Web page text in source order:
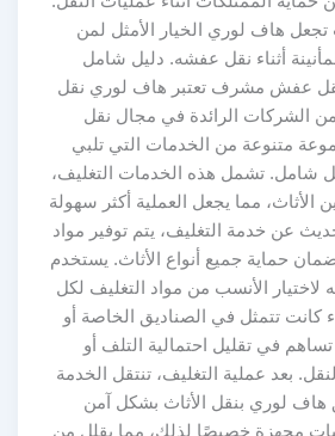
تجعل هاف لوري الخيار الأمثل لمن
أثناء نقل عفشه. دليل شامل
عفش مشرف تعتبر هاف لوري نقل
الرائدة في مجال نقل
متنوعة من الخدمات التي تلبي
شامل. تشمل هذه الخدمات التغليف،
الأثاث، مما يجعل العملية أكثر سهولة
عن خدمة التغليف، يتم توفير مواد
حماية جميع أنواع الأثاث. يستخدم
الأنسب من مواد التغليف لكل
كانت تتمثل في الصناديق الخاصة أو
في تقليل احتمالية التلف أو
بعد عملية التغليف، تنتقل الخدمة
هاف لوري بنقل الأثاث بشكل آمن
مجهزة خصيصًا لذلك، مما يقلل من